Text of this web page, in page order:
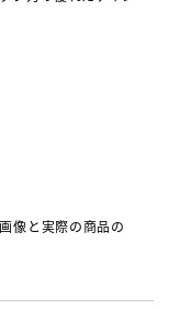
像と実際の商品の